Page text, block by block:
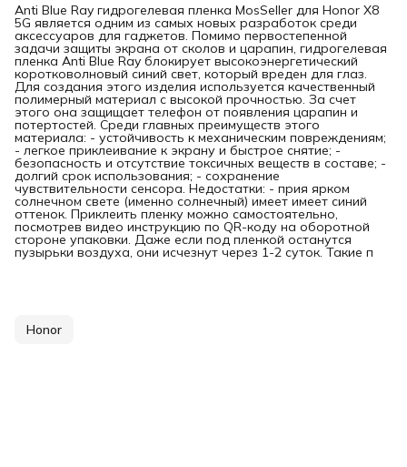
Anti Blue Ray гидрогелевая пленка MosSeller для Honor X8
5G является одним из самых новых разработок среди
аксессуаров для гаджетов. Помимо первостепенной
задачи защиты экрана от сколов и царапин, гидрогелевая
пленка Anti Blue Ray блокирует высокоэнергетический
коротковолновый синий свет, который вреден для глаз.
Для создания этого изделия используется качественный
полимерный материал с высокой прочностью. За счет
этого она защищает телефон от появления царапин и
потертостей. Среди главных преимуществ этого
материала: - устойчивость к механическим повреждениям;
- легкое приклеивание к экрану и быстрое снятие; -
безопасность и отсутствие токсичных веществ в составе; -
долгий срок использования; - сохранение
чувствительности сенсора. Недостатки: - прия ярком
солнечном свете (именно солнечный) имеет имеет синий
оттенок. Приклеить пленку можно самостоятельно,
посмотрев видео инструкцию по QR-коду на оборотной
стороне упаковки. Даже если под пленкой останутся
пузырьки воздуха, они исчезнут через 1-2 суток. Такие п
Honor